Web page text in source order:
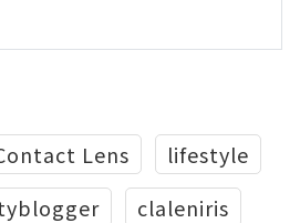
Lens
lifestyle
claleniris